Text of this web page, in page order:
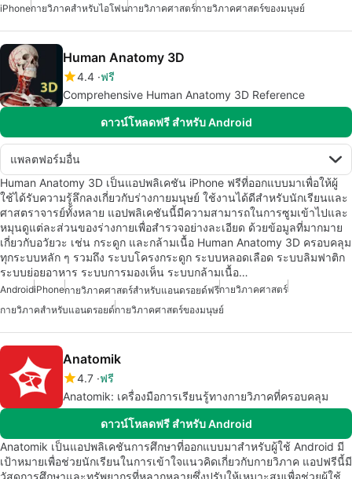
iPhoneกายวิภาคสำหรับไอโฟนกายวิภาคศาสตร์กายวิภาคศาสตร์ของมนุษย์
Human Anatomy 3D
4.4 ฟรี
Comprehensive Human Anatomy 3D Reference
ดาวน์โหลดฟรี สำหรับ Android
แพลตฟอร์มอื่น
Human Anatomy 3D เป็นแอปพลิเคชัน iPhone ฟรีที่ออกแบบมาเพื่อให้ผู้
ใช้ได้รับความรู้ลึกลงเกี่ยวกับร่างกายมนุษย์ ใช้งานได้ดีสำหรับนักเรียนและ
ศาสตราจารย์ทั้งหลาย แอปพลิเคชันนี้มีความสามารถในการซูมเข้าไปและ
หมุนดูแต่ละส่วนของร่างกายเพื่อสำรวจอย่างละเอียด ด้วยข้อมูลที่มากมาย
เกี่ยวกับอวัยวะ เช่น กระดูก และกล้ามเนื้อ Human Anatomy 3D ครอบคลุม
ทุกระบบหลัก ๆ รวมถึง ระบบโครงกระดูก ระบบหลอดเลือด ระบบลิมฟาติก
ระบบย่อยอาหาร ระบบการมองเห็น ระบบกล้ามเนื้อ…
AndroidiPhoneกายวิภาคศาสตร์สำหรับแอนดรอยด์ฟรีกายวิภาคศาสตร์
กายวิภาคสำหรับแอนดรอยด์กายวิภาคศาสตร์ของมนุษย์
Anatomik
4.7 ฟรี
Anatomik: เครื่องมือการเรียนรู้ทางกายวิภาคที่ครอบคลุม
ดาวน์โหลดฟรี สำหรับ Android
Anatomik เป็นแอปพลิเคชันการศึกษาที่ออกแบบมาสำหรับผู้ใช้ Android มี
เป้าหมายเพื่อช่วยนักเรียนในการเข้าใจแนวคิดเกี่ยวกับกายวิภาค แอปฟรีนี้มี